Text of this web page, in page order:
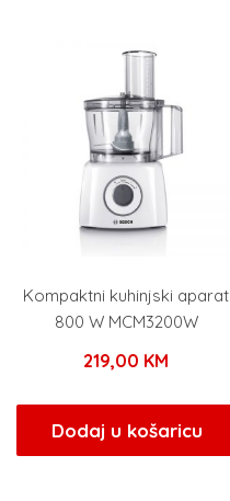
Kompaktni kuhinjski aparat
800 W MCM3200W
219,00 KM
Dodaj u košaricu